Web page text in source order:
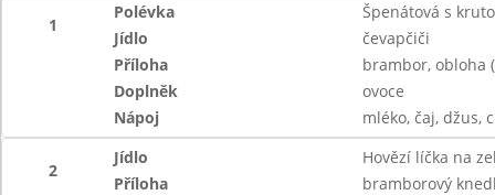
1
Polévka
Špenátová s
Jídlo
čevapčiči
Příloha
brambor, obloha
Doplněk
ovoce
Nápoj
mléko, čaj, džus,
2
Jídlo
Hovězí líčka na
Příloha
bramborový